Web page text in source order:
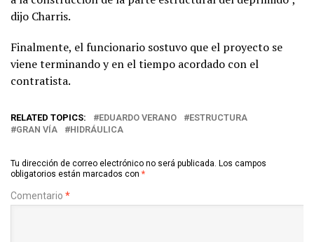
dijo Charris.
Finalmente, el funcionario sostuvo que el proyecto se
viene terminando y en el tiempo acordado con el
contratista.
RELATED TOPICS: EDUARDO VERANO
ESTRUCTURA
GRAN VÍA
HIDRÁULICA
Tu dirección de correo electrónico no será publicada. Los campos
obligatorios están marcados con *
Comentario *